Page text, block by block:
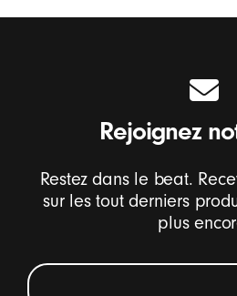
Rejoignez
Restez dans le beat.
sur les tout derniers
plus